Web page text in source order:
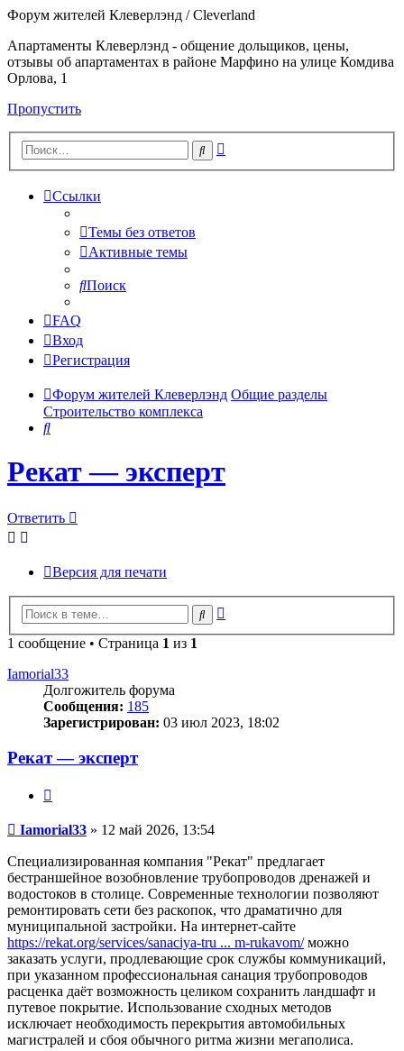
Форум жителей Клеверлэнд / Cleverland
Апартаменты Клеверлэнд - общение дольщиков, цены,
отзывы об апартаментах в районе Марфино на улице Комдива
Орлова, 1
Пропустить
Поиск
Ссылки
Темы без ответов
Активные темы
Поиск
FAQ
Вход
Регистрация
Форум жителей Клеверлэнд Общие разделы
Строительство комплекса
Поиск
Рекат — эксперт
Ответить
Версия для печати
Поиск
1 сообщение • Страница 1 из 1
Iamorial33
Долгожитель форума
Сообщения: 185
Зарегистрирован: 03 июл 2023, 18:02
Рекат — эксперт
Сообщение
Iamorial33 » 12 май 2026, 13:54
Специализированная компания "Рекат" предлагает
бестраншейное возобновление трубопроводов дренажей и
водостоков в столице. Современные технологии позволяют
ремонтировать сети без раскопок, что драматично для
муниципальной застройки. На интернет-сайте
https://rekat.org/services/sanaciya-tru ... m-rukavom/можно
заказать услуги, продлевающие срок службы коммуникаций,
при указанном профессиональная санация трубопроводов
расценка даёт возможность целиком сохранить ландшафт и
путевое покрытие. Использование сходных методов
исключает необходимость перекрытия автомобильных
магистралей и сбоя обычного ритма жизни мегаполиса.